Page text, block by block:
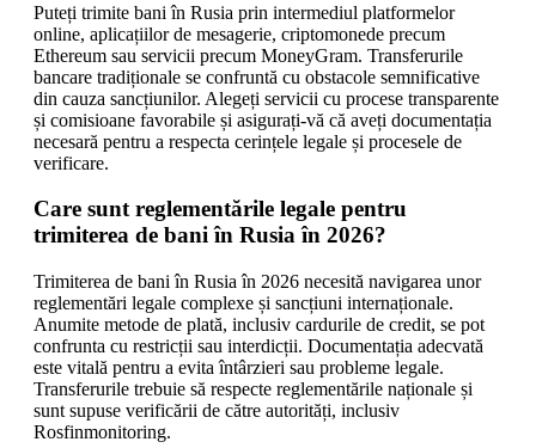
Puteți trimite bani în Rusia prin intermediul platformelor
online, aplicațiilor de mesagerie, criptomonede precum
Ethereum sau servicii precum MoneyGram. Transferurile
bancare tradiționale se confruntă cu obstacole semnificative
din cauza sancțiunilor. Alegeți servicii cu procese transparente
și comisioane favorabile și asigurați-vă că aveți documentația
necesară pentru a respecta cerințele legale și procesele de
verificare.
Care sunt reglementările legale pentru
trimiterea de bani în Rusia în 2026?
Trimiterea de bani în Rusia în 2026 necesită navigarea unor
reglementări legale complexe și sancțiuni internaționale.
Anumite metode de plată, inclusiv cardurile de credit, se pot
confrunta cu restricții sau interdicții. Documentația adecvată
este vitală pentru a evita întârzieri sau probleme legale.
Transferurile trebuie să respecte reglementările naționale și
sunt supuse verificării de către autorități, inclusiv
Rosfinmonitoring.